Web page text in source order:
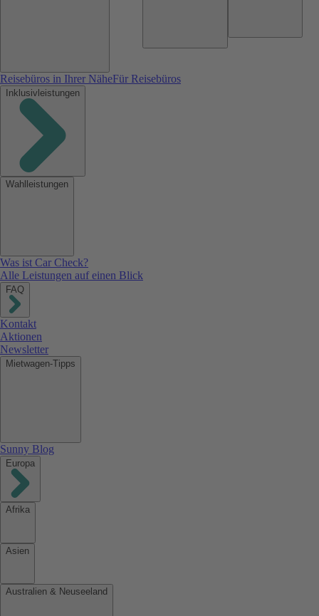
Reisebüros in Ihrer NäheFür Reisebüros
Inklusivleistungen
Wahlleistungen
Was ist Car Check?
Alle Leistungen auf einen Blick
FAQ
Kontakt
Aktionen
Newsletter
Mietwagen-Tipps
Sunny Blog
Europa
Afrika
Asien
Australien & Neuseeland